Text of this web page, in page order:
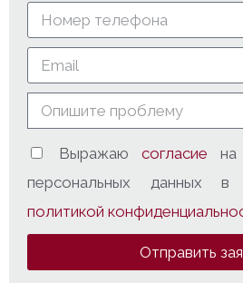
Выражаю согласие
персональных данных в
политикой
Отправить